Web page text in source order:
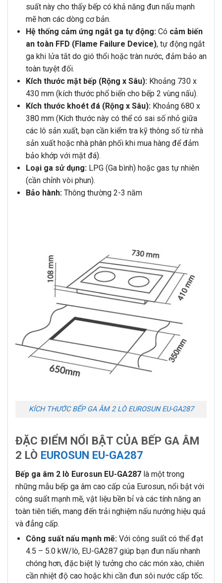
suất này cho thấy bếp có khả năng đun nấu mạnh
mẽ hơn các dòng cơ bản.
Hệ thống cảm ứng ngắt ga tự động:Có cảm biến
an toàn FFD (Flame Failure Device), tự động ngắt
ga khi lửa tắt do gió thổi hoặc tràn nước, đảm bảo an
toàn tuyệt đối.
Kích thước mặt bếp (Rộng x Sâu):Khoảng 730 x
430 mm (kích thước phổ biến cho bếp 2 vùng nấu).
Kích thước khoét đá (Rộng x Sâu):Khoảng 680 x
380 mm (Kích thước này có thể có sai số nhỏ giữa
các lô sản xuất, bạn cần kiểm tra kỹ thông số từ nhà
sản xuất hoặc nhà phân phối khi mua hàng để đảm
bảo khớp với mặt đá).
Loại ga sử dụng:LPG (Ga bình) hoặc gas tự nhiên
(cần chỉnh vòi phun).
Bảo hành:Thông thường 2-3 năm
KÍCH THƯỚC BẾP GA ÂM 2 LÒ EUROSUN EU-GA287
ĐẶC ĐIỂM NỔI BẬT CỦA BẾP GA ÂM
2 LÒ EUROSUN EU-GA287
Bếp ga âm 2 lò Eurosun EU-GA287 là một trong
những mẫu bếp ga âm cao cấp của Eurosun, nổi bật với
công suất mạnh mẽ, vật liệu bền bỉ và các tính năng an
toàn tiên tiến, mang đến trải nghiệm nấu nướng hiệu quả
và đẳng cấp.
Công suất nấu mạnh mẽ:Với công suất có thể đạt
4.5 – 5.0 kW/lò, EU-GA287 giúp bạn đun nấu nhanh
chóng hơn, đặc biệt lý tưởng cho các món xào, chiên
cần nhiệt độ cao hoặc khi cần đun sôi nước cấp tốc.